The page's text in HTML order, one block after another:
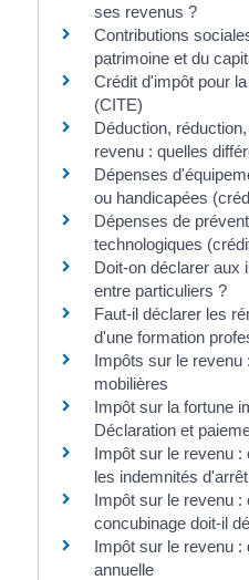
ses revenus ?
Contributions
patrimoine et du
Crédit d'impôt pour
(CITE)
Déduction,
revenu : quelles
Dépenses
ou handicapées
Dépenses de
technologiques
Doit-on déclarer aux
entre particuliers ?
Faut-il déclarer les
d'une formation
Impôts sur le
mobilières
Impôt sur la fortune
Déclaration et
Impôt sur le revenu
les indemnités
Impôt sur le revenu
concubinage doit-il
Impôt sur le revenu :
annuelle